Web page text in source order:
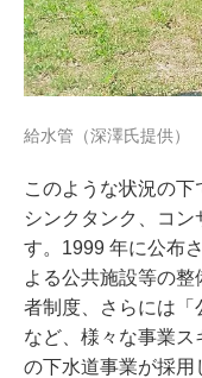
給水管（深澤氏提供）
このような状況の
シンクタンク、コン
す。1999 年に公布
よる公共施設等の
者制度、さらには「
など、様々な事業
の下水道事業が採用